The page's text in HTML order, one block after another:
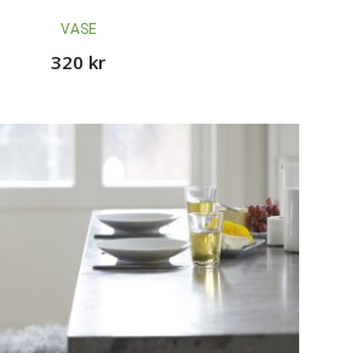
produkter i handlekurven.
Go to shop
VASE
320 kr